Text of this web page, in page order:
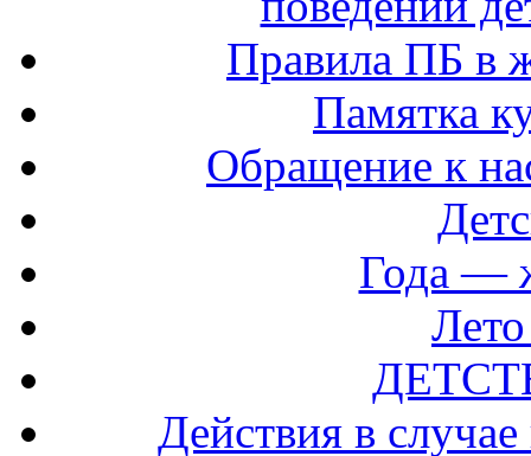
Правила ПБ в
Памятка
Обращение к
Года —
Действия в